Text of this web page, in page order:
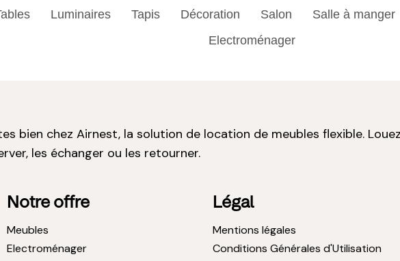
Luminaires Tapis Décoration Salon Salle à manger
Electroménager
bien chez Airnest, la solution de location de meubles flexible.
les échanger ou les retourner.
Notre offre
Meubles
Electroménager
Légal
Mentions légales
Conditions Générales d'Utilisation